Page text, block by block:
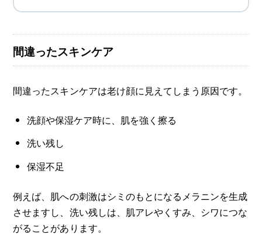
間違ったスキンケア
間違ったスキンケアは老け顔に見えてしまう原因です。
洗顔や保湿ケア時に、肌を強く擦る
洗い残し
保湿不足
例えば、肌への刺激はシミのもとになるメラニンを生成
させますし、洗い残しは、肌アレやくすみ、シワにつな
がることがあります。